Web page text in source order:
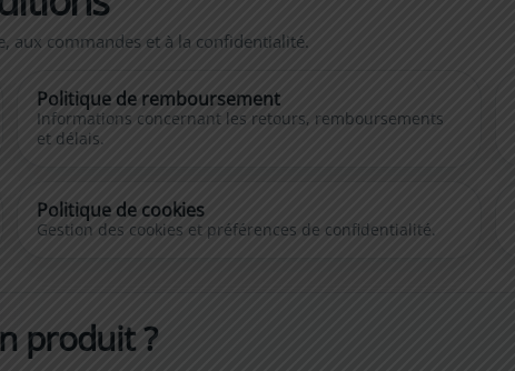
aux commandes et à la confidentialité.
Politique de remboursement
Informations concernant les retours, remboursements
et délais.
Politique de cookies
Gestion des cookies et préférences de confidentialité.
produit ?